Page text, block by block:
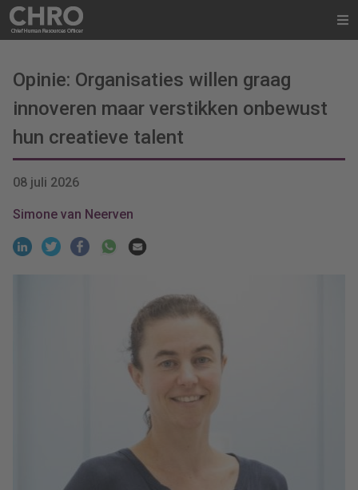
Opinie: Organisaties willen graag
innoveren maar verstikken onbewust
hun creatieve talent
08 juli 2026
Simone van Neerven